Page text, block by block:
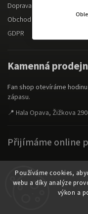
Používáme cookies,
webu a díky analýze
výkon a
Doprava a platba
Obchodní podmínky
GDPR
Kamenná
Fan shop otevíráme
zápasu.
📍 Hala Opava, Žižkova
Přijímáme online